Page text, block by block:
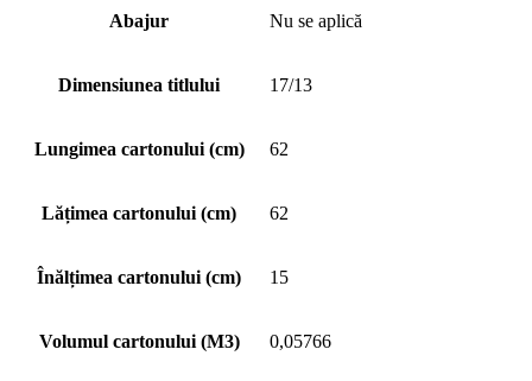
Abajur Nu se aplică
Dimensiunea titlului 17/13
Lungimea cartonului (cm) 62
Lățimea cartonului (cm) 62
Înălțimea cartonului (cm) 15
Volumul cartonului (M3) 0,05766